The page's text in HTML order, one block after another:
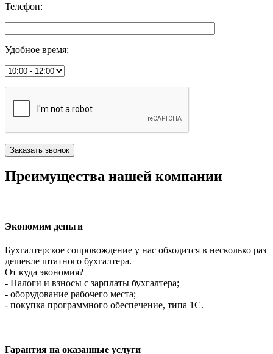
Телефон:
Удобное время:
Преимущества нашей компании
Экономим деньги
Бухгалтерское сопровождение у нас обходится в несколько раз
дешевле штатного бухгалтера.
От куда экономия?
- Налоги и взносы с зарплаты бухгалтера;
- оборудование рабочего места;
- покупка программного обеспечение, типа 1С.
Гарантия на оказанные услуги